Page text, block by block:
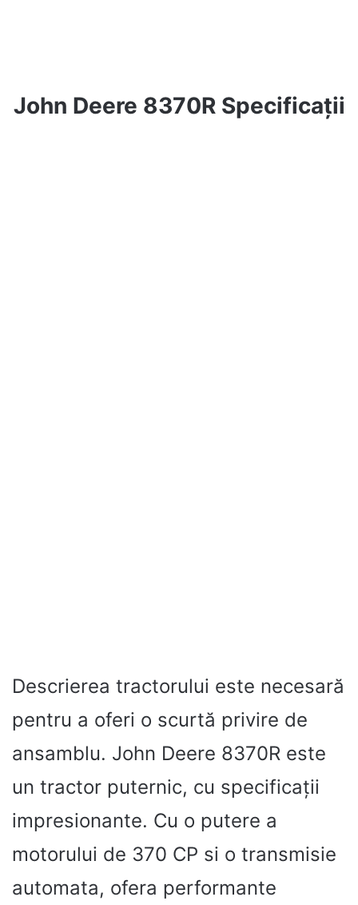
John Deere 8370R Specificații
Descrierea tractorului este necesară
pentru a oferi o scurtă privire de
ansamblu. John Deere 8370R este
un tractor puternic, cu specificații
impresionante. Cu o putere a
motorului de 370 CP si o transmisie
automata, ofera performante